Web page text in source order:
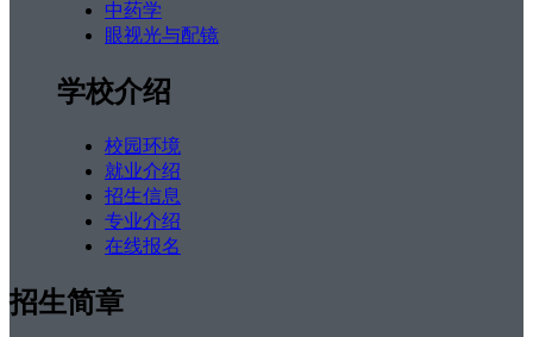
中药学
眼视光与配镜
学校介绍
校园环境
就业介绍
招生信息
专业介绍
在线报名
招生简章